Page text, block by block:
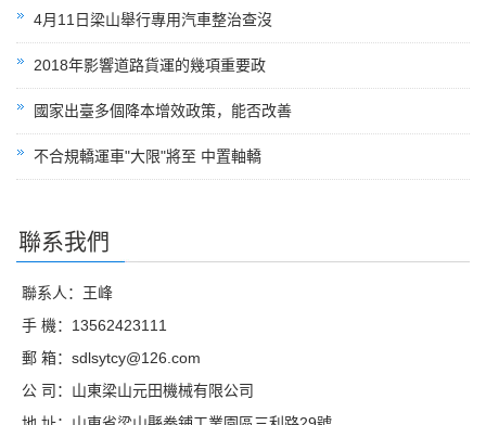
4月11日梁山舉行專用汽車整治查沒
2018年影響道路貨運的幾項重要政
國家出臺多個降本增效政策，能否改善
不合規轎運車"大限"將至 中置軸轎
聯系我們
聯系人：王峰
手 機：13562423111
郵 箱：sdlsytcy@126.com
公 司：山東梁山元田機械有限公司